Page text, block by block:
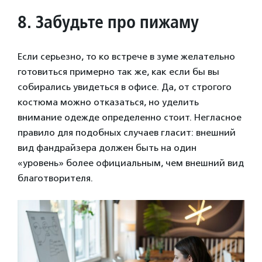
8. Забудьте про пижаму
Если серьезно, то ко встрече в зуме желательно
готовиться примерно так же, как если бы вы
собирались увидеться в офисе. Да, от строгого
костюма можно отказаться, но уделить
внимание одежде определенно стоит. Негласное
правило для подобных случаев гласит: внешний
вид фандрайзера должен быть на один
«уровень» более официальным, чем внешний вид
благотворителя.